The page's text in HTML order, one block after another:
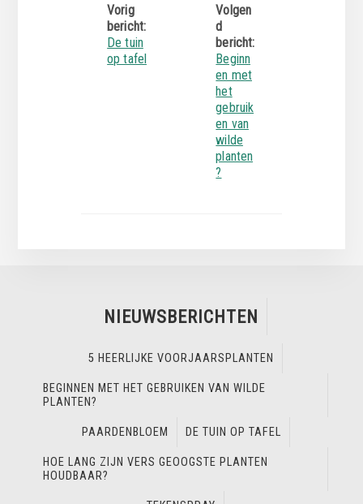
Vorig
bericht:
De tuin
op tafel
Volgen
d
bericht:
Beginn
en met
het
gebruik
en van
wilde
planten
?
NIEUWSBERICHTEN
5 HEERLIJKE VOORJAARSPLANTEN
BEGINNEN MET HET GEBRUIKEN VAN WILDE
PLANTEN?
PAARDENBLOEM DE TUIN OP TAFEL
HOE LANG ZIJN VERS GEOOGSTE PLANTEN
HOUDBAAR?